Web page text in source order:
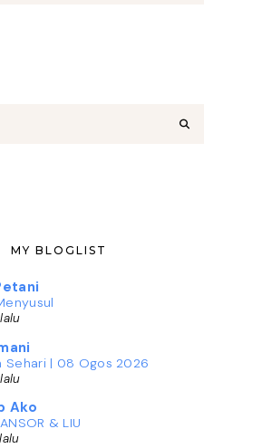
MY BLOGLIST
Sehari | 08 Ogos 2026
Ako
& LIU